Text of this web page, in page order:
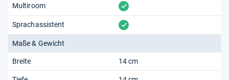
Multiroom vorhanden
Sprachassistent vorhanden
Maße & Gewicht
Breite 14 cm